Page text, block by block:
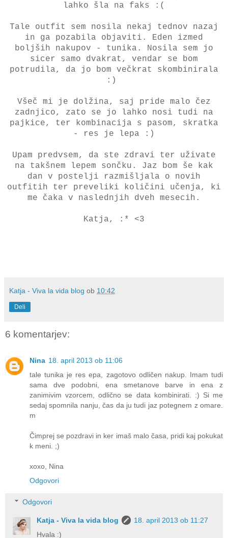
lahko šla na faks :(
Tale outfit sem nosila nekaj tednov nazaj
in ga pozabila objaviti. Eden izmed
boljših nakupov - tunika. Nosila sem jo
sicer samo dvakrat, vendar se bom
potrudila, da jo bom večkrat skombinirala
:)
Všeč mi je dolžina, saj pride malo čez
zadnjico, zato se jo lahko nosi tudi na
pajkice, ter kombinacija s pasom, skratka
- res je lepa :)
Upam predvsem, da ste zdravi ter uživate
na takšnem lepem sončku. Jaz bom še kak
dan v postelji razmišljala o novih
outfitih ter preveliki količini učenja, ki
me čaka v naslednjih dveh mesecih.
Katja, :* <3
Katja - Viva la vida blog ob 10:42
Deli
6 komentarjev:
Nina 18. april 2013 ob 11:06
tale tunika je res epa, zagotovo odličen nakup. Imam tudi
sama dve podobni, ena smetanove barve in ena z
zanimivim vzorcem, odlično se data kombinirati. :) Si me
sedaj spomnila nanju, čas da ju tudi jaz potegnem z omare.
m
Čimprej se pozdravi in ker imaš malo časa, pridi kaj pokukat
k meni. ;)
xoxo, Nina
Odgovori
Odgovori
Katja - Viva la vida blog
18. april 2013 ob 11:27
Hvala :)